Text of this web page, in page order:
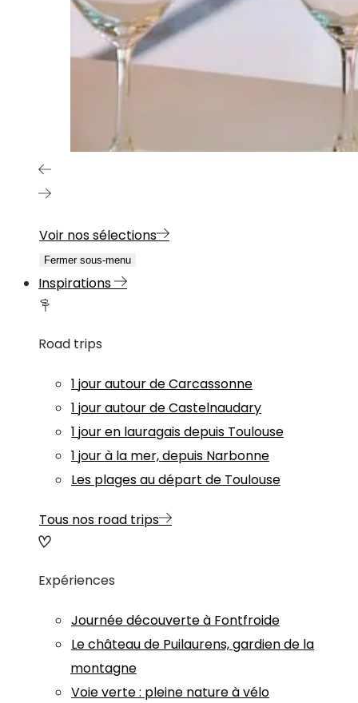
Voir nos sélections
Fermer sous-menu
Inspirations
Road trips
1 jour autour de Carcassonne
1 jour autour de Castelnaudary
1 jour en lauragais depuis Toulouse
1 jour à la mer, depuis Narbonne
Les plages au départ de Toulouse
Tous nos road trips
Expériences
Journée découverte à Fontfroide
Le château de Puilaurens, gardien de la
montagne
Voie verte : pleine nature à vélo